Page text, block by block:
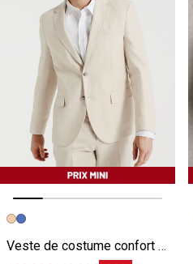
Image précédente
Image suivante
Veste de costume confort 100% lin